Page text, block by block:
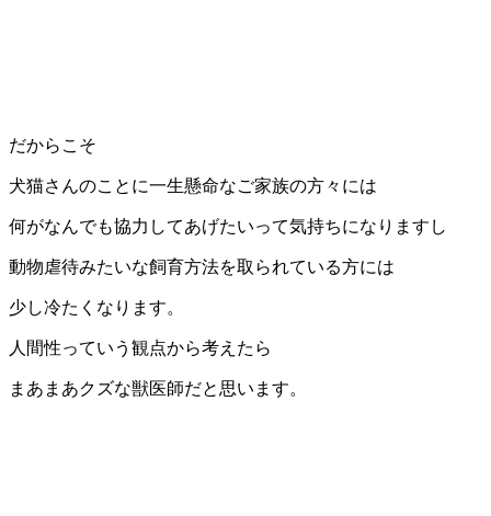
だからこそ
犬猫さんのことに一生懸命なご家族の方々には
何がなんでも協力してあげたいって気持ちになりますし
動物虐待みたいな飼育方法を取られている方には
少し冷たくなります。
人間性っていう観点から考えたら
まあまあクズな獣医師だと思います。